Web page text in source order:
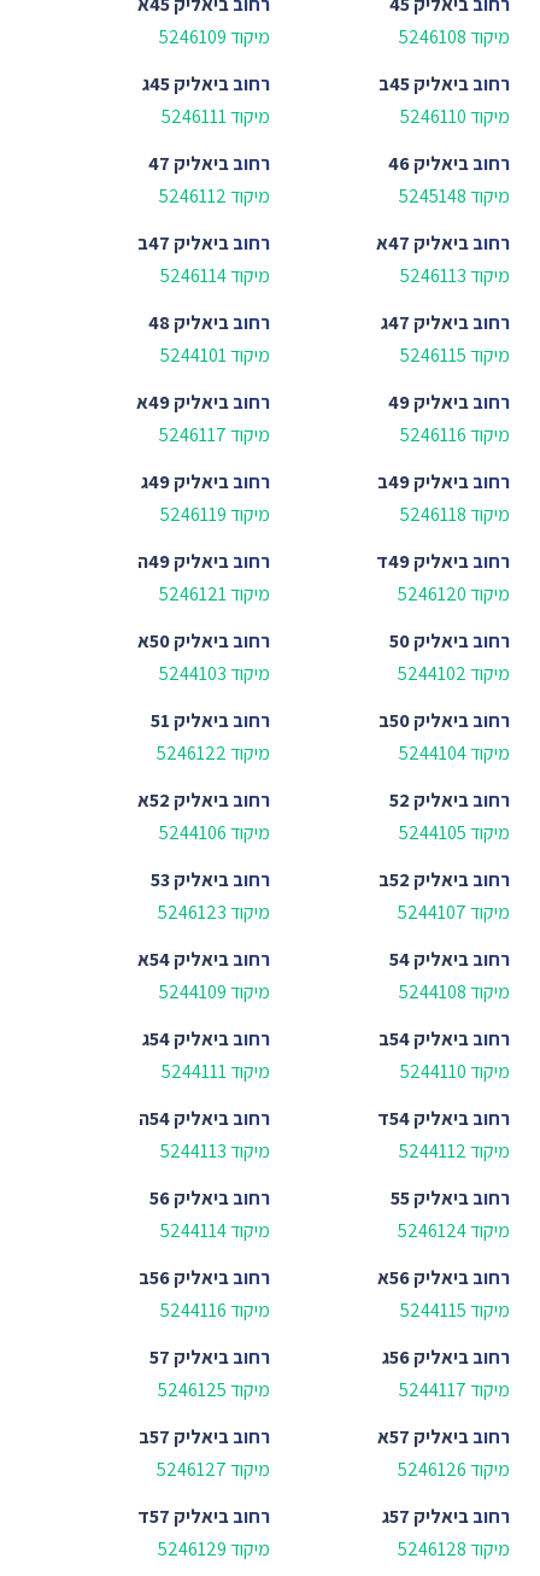
מיקוד 5246108
מיקוד 5246109
רחובביאליק 45ב
מיקוד 5246110
רחובביאליק 45ג
מיקוד 5246111
רחובביאליק 46
מיקוד 5245148
רחובביאליק 47
מיקוד 5246112
רחובביאליק 47א
מיקוד 5246113
רחובביאליק 47ב
מיקוד 5246114
רחובביאליק 47ג
מיקוד 5246115
רחובביאליק 48
מיקוד 5244101
רחובביאליק 49
מיקוד 5246116
רחובביאליק 49א
מיקוד 5246117
רחובביאליק 49ב
מיקוד 5246118
רחובביאליק 49ג
מיקוד 5246119
רחובביאליק 49ד
מיקוד 5246120
רחובביאליק 49ה
מיקוד 5246121
רחובביאליק 50
מיקוד 5244102
רחובביאליק 50א
מיקוד 5244103
רחובביאליק 50ב
מיקוד 5244104
רחובביאליק 51
מיקוד 5246122
רחובביאליק 52
מיקוד 5244105
רחובביאליק 52א
מיקוד 5244106
רחובביאליק 52ב
מיקוד 5244107
רחובביאליק 53
מיקוד 5246123
רחובביאליק 54
מיקוד 5244108
רחובביאליק 54א
מיקוד 5244109
רחובביאליק 54ב
מיקוד 5244110
רחובביאליק 54ג
מיקוד 5244111
רחובביאליק 54ד
מיקוד 5244112
רחובביאליק 54ה
מיקוד 5244113
רחובביאליק 55
מיקוד 5246124
רחובביאליק 56
מיקוד 5244114
רחובביאליק 56א
מיקוד 5244115
רחובביאליק 56ב
מיקוד 5244116
רחובביאליק 56ג
מיקוד 5244117
רחובביאליק 57
מיקוד 5246125
רחובביאליק 57א
מיקוד 5246126
רחובביאליק 57ב
מיקוד 5246127
רחובביאליק 57ג
מיקוד 5246128
רחובביאליק 57ד
מיקוד 5246129